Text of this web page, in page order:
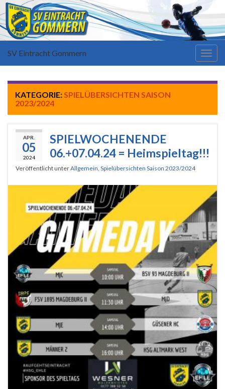
SV Eintracht Gommern
KATEGORIE: SPIELÜBERSICHTEN SAISON
2023/2024
APR.
05
2024
SPIELWOCHENENDE
06.+07.04.24 = Heimspieltag!!!
Veröffentlicht unterAllgemein Spielübersichten Saison 2023/2024